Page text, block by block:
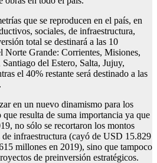
que se reproducen en el país, en
sociales, de infraestructura,
total se destinará a las 10
Norte Grande: Corrientes, Misiones,
del Estero, Salta, Jujuy,
el 40% restante será destinado a las
en un nuevo dinamismo para los
resulta de suma importancia ya que
no sólo se recortaron los montos
de infraestructura (cayó de USD 15.829
millones en 2019), sino que tampoco
de preinversión estratégicos.